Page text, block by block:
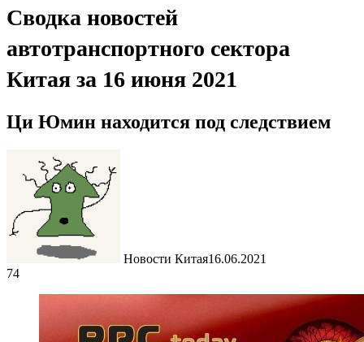
Сводка новостей
автотранспортного сектора
Китая за 16 июня 2021
Ци Юмин находится под следствием
Новости Китая16.06.2021
74